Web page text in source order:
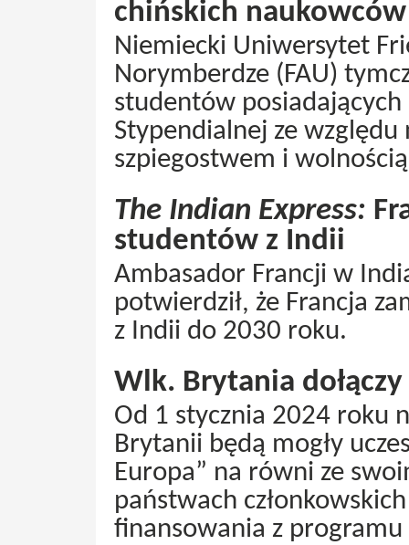
chińskich naukowców
Niemiecki Uniwersytet
Norymberdze (FAU)
studentów
Stypendialnej ze względu
szpiegostwem i
The Indian Express:
studentów z Indii
Ambasador Francji w
potwierdził, że Francja
z Indii do 2030 roku.
Wlk. Brytania
Od 1 stycznia 2024 roku
Brytanii będą mogły
Europa” na równi ze
państwach
finansowania z programu